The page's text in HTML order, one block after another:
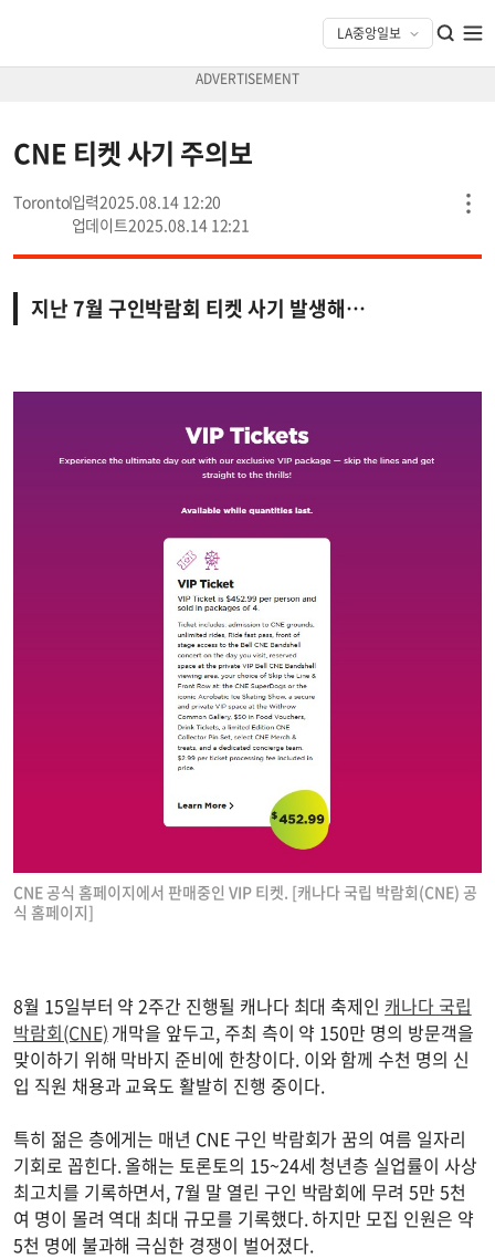
CNE 티켓 사기 주의보
Toronto
2025.08.14 12:20
2025.08.14 12:21
지난 7월 구인박람회 티켓 사기 발생해…
CNE 공식 홈페이지에서 판매중인 VIP 티켓. [캐나다 국립 박람회(CNE) 공
식 홈페이지]
8월 15일부터 약 2주간 진행될 캐나다 최대 축제인 캐나다 국립
박람회(CNE) 개막을 앞두고, 주최 측이 약 150만 명의 방문객을
맞이하기 위해 막바지 준비에 한창이다. 이와 함께 수천 명의 신
입 직원 채용과 교육도 활발히 진행 중이다.
특히 젊은 층에게는 매년 CNE 구인 박람회가 꿈의 여름 일자리
기회로 꼽힌다. 올해는 토론토의 15~24세 청년층 실업률이 사상
최고치를 기록하면서, 7월 말 열린 구인 박람회에 무려 5만 5천
여 명이 몰려 역대 최대 규모를 기록했다. 하지만 모집 인원은 약
5천 명에 불과해 극심한 경쟁이 벌어졌다.